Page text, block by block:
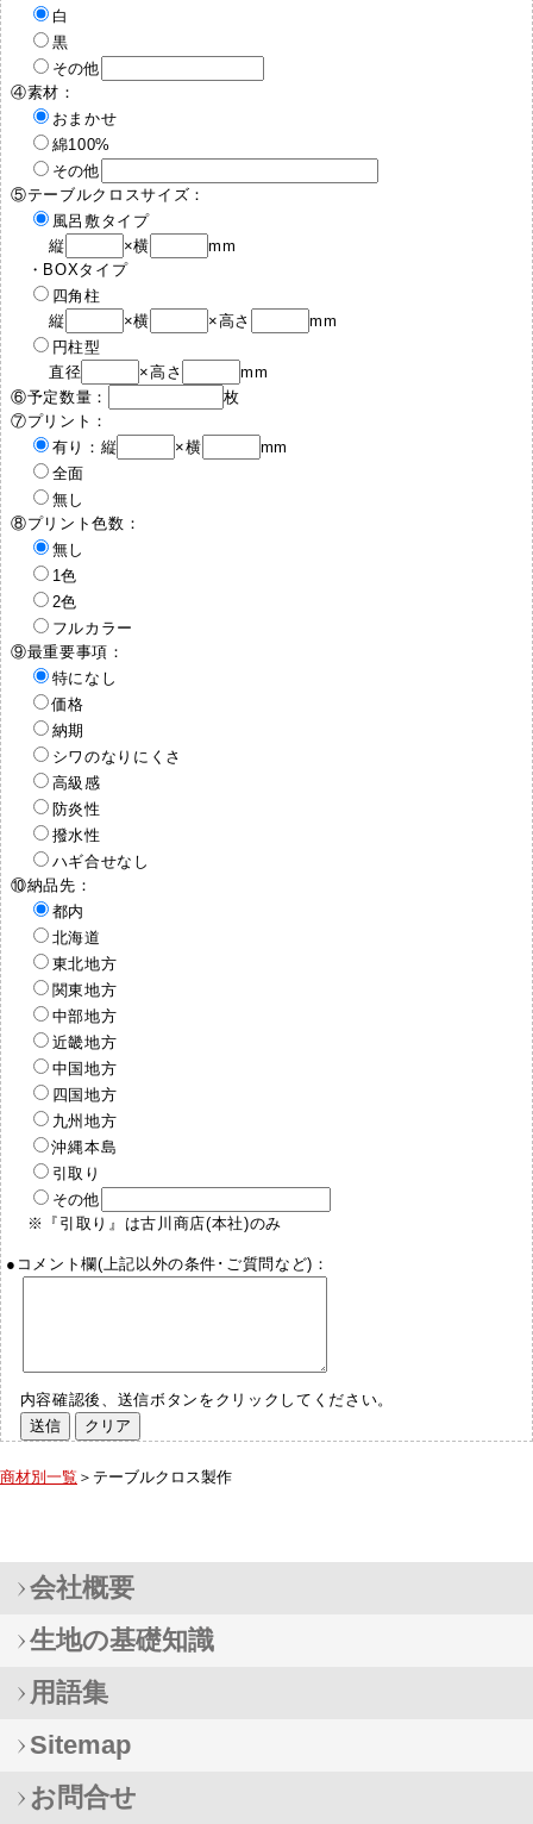
白
黒
その他
④素材：
おまかせ
綿100%
その他
⑤テーブルクロスサイズ：
風呂敷タイプ
縦
×横
mm
・BOXタイプ
四角柱
縦
×横 ×高さ
mm
円柱型
直径
×高さ
mm
⑥予定数量：
枚
⑦プリント：
有り：縦
×横
mm
全面
無し
⑧プリント色数：
無し
1色
2色
フルカラー
⑨最重要事項：
特になし
価格
納期
シワのなりにくさ
高級感
防炎性
撥水性
ハギ合せなし
⑩納品先：
都内
北海道
東北地方
関東地方
中部地方
近畿地方
中国地方
四国地方
九州地方
沖縄本島
引取り
その他
※『引取り』は古川商店(本社)のみ
●コメント欄(上記以外の条件･ご質問など)：
内容確認後、送信ボタンをクリックしてください。
商材別一覧 ＞テーブルクロス製作
会社概要
生地の基礎知識
用語集
Sitemap
お問合せ